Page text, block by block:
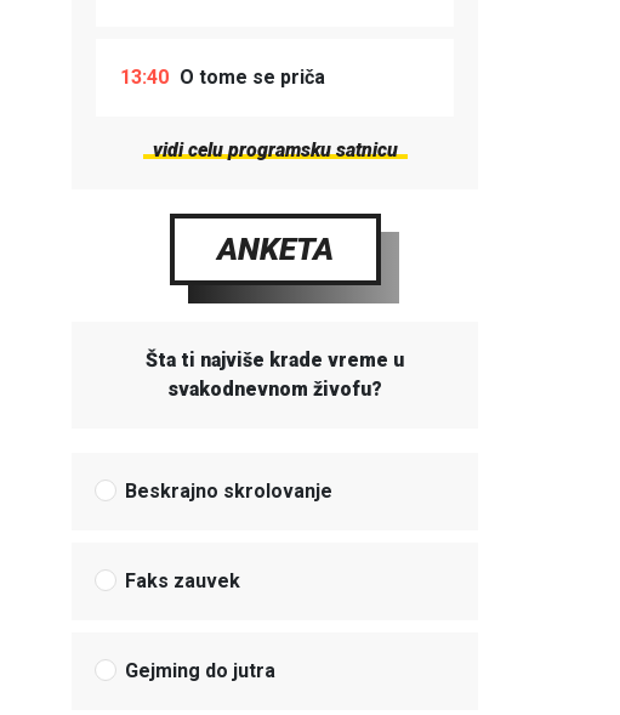
13:40 O tome se priča
vidi celu programsku satnicu
ANKETA
Šta ti najviše krade vreme u
svakodnevnom živofu?
Beskrajno skrolovanje
Faks zauvek
Gejming do jutra